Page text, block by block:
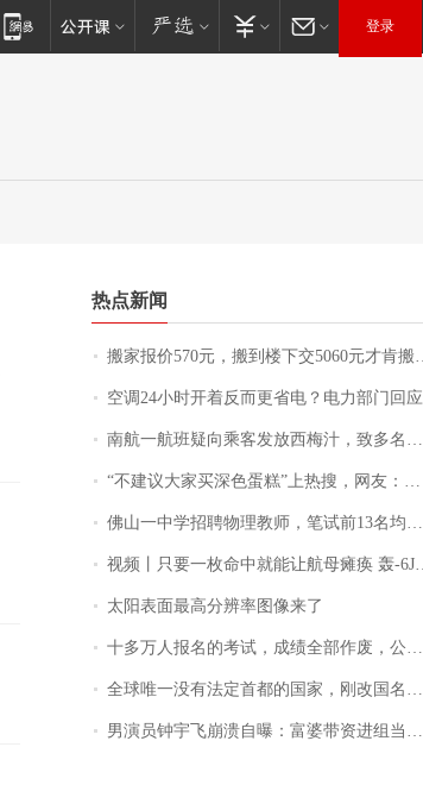
登录
热点新闻
搬家报价570元，搬到楼下交5060元才肯搬上楼！女子傻眼了……
空调24小时开着反而更省电？电力部门回应
南航一航班疑向乘客发放西梅汁，致多名乘客在飞行途中排队上厕所！乘客：机上100多人只有2个厕所；客服回应：并非每架飞机都会发放西梅汁
“不建议大家买深色蛋糕”上热搜，网友：天塌了！
佛山一中学招聘物理教师，笔试前13名均遭淘汰？教育局：已叫停招聘，成立调查组全面核查
视频丨只要一枚命中就能让航母瘫痪 轰-6J实力有多强？
太阳表面最高分辨率图像来了
十多万人报名的考试，成绩全部作废，公平么？
全球唯一没有法定首都的国家，刚改国名，总统就邀请中国大使骑行绕了几乎整个国境线一圈，还曾两次到中国寻根
男演员钟宇飞崩溃自曝：富婆带资进组当女主角，50多集短剧强加60余场吻戏......不敢得罪只能强忍